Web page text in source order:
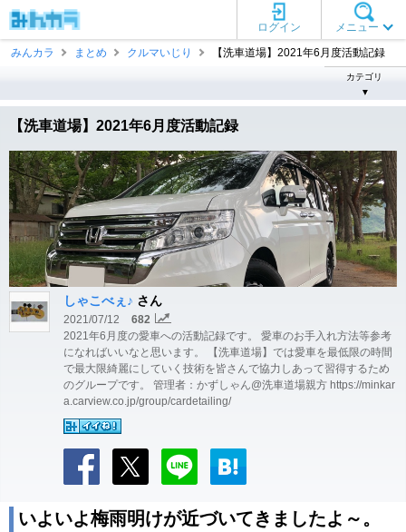
メニュー
ログイン
みんカラ
まとめ クルマいじり 【洗車道場】2021年6月度活動記録
カテゴリ
▼
【洗車道場】2021年6月度活動記録
しゃこべぇ♪ さん
2021/07/12
682
2021年6月度の愛車への活動記録です。 愛車のお手入れ方法等参考
になればいいなと思います。 【洗車道場】では愛車を最低限の時間
で最大限綺麗にしていく技術を皆さんで協力しあって習得するため
のグループです。 管理者：かずしゃん@洗車道場親方 https://minkar
a.carview.co.jp/group/cardetailing/
いよいよ梅雨明けが近づいてきましたよ～。